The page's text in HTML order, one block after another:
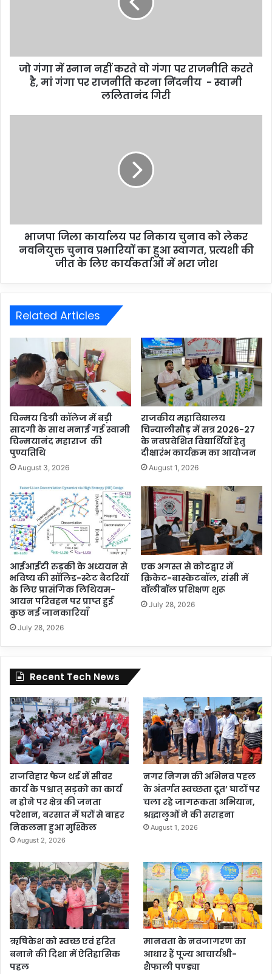
जो गंगा में स्नान नहीं करते वो गंगा पर राजनीति करते
है, मां गंगा पर राजनीति करना निंदनीय - स्वामी
ललितानंद गिरी
भाजपा जिला कार्यालय पर निकाय चुनाव को लेकर
नवनियुक्त चुनाव प्रभारियों का हुआ स्वागत, प्रत्यशी की
जीत के लिए कार्यकर्ताओं में भरा जोश
Related Articles
चिन्मय डिग्री कॉलेज में बड़ी
सादगी के साथ मनाई गई स्वामी
चिन्मयानंद महाराज की
पुण्यतिथि
August 3, 2026
राजकीय महाविद्यालय
चिन्यालीसौड़ में सत्र 2026-27
के नवप्रवेशित विद्यार्थियों हेतु
दीक्षारंभ कार्यक्रम का आयोजन
August 1, 2026
आईआईटी रुड़की के अध्ययन से
भविष्य की सॉलिड-स्टेट बैटरियों
के लिए प्रासंगिक लिथियम-
आयन परिवहन पर प्राप्त हुई
कुछ नई जानकारियाँ
July 28, 2026
एक अगस्त से कोटद्वार में
क्रिकेट-बास्केटबॉल, रांसी में
वॉलीबॉल प्रशिक्षण शुरू
July 28, 2026
Recent Tech News
राजविहार फेज थर्ड में सीवर
कार्य के पश्चात् सड़को का कार्य
न होने पर क्षेत्र की जनता
परेशान, बरसात में घरों से बाहर
निकलना हुआ मुश्किल
August 2, 2026
नगर निगम की अभिनव पहल
के अंतर्गत स्वच्छता दूत’ घाटों पर
चला रहे जागरूकता अभियान,
श्रद्धालुओं ने की सराहना
August 1, 2026
ऋषिकेश को स्वच्छ एवं हरित
बनाने की दिशा में ऐतिहासिक
पहल
मानवता के नवजागरण का
आधार हैं पूज्य आचार्यश्री-
शैफाली पण्ड्या